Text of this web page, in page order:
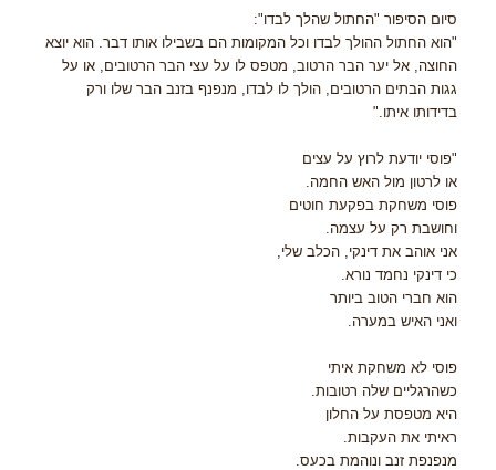
סיום הסיפור "החתול שהלך לבדו":
"הוא החתול ההולך לבדו וכל המקומות הם בשבילו אותו דבר. הוא יוצא
החוצה, אל יער הבר הרטוב, מטפס לו על עצי הבר הרטובים, או על
גגות הבתים הרטובים, הולך לו לבדו, מנפנף בזנב הבר שלו ורק
בדידותו איתו."
"פוסי יודעת לרוץ על עצים
או לרטון מול האש החמה.
פוסי משחקת בפקעת חוטים
וחושבת רק על עצמה.
אני אוהב את דינקי, הכלב שלי,
כי דינקי נחמד נורא.
הוא חברי הטוב ביותר
ואני האיש במערה.
פוסי לא משחקת איתי
כשהרגליים שלה רטובות.
היא מטפסת על החלון
ראיתי את העקבות.
מנפנפת זנב ונוהמת בכעס.